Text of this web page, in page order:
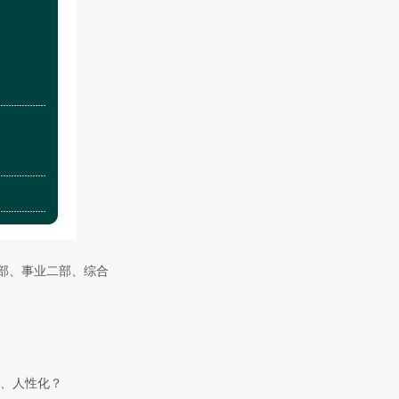
、事业二部、综合
人性化？